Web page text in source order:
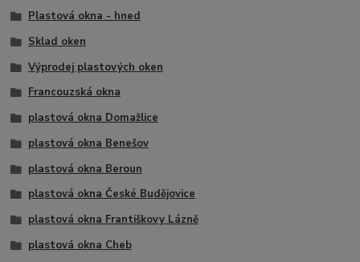
Plastová okna - hned
Sklad oken
Výprodej plastových oken
Francouzská okna
plastová okna Domažlice
plastová okna Benešov
plastová okna Beroun
plastová okna České Budějovice
plastová okna Františkovy Lázně
plastová okna Cheb